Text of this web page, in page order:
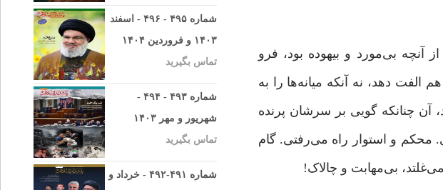
آنچه بی‌مورد و بیهوده بود، فرو
دهد، نه آنکه میانه‌ها را به
چنانکه گویی بر سرشان پرنده
و استوار راه می‌رفتی. گام
بی‌مهابت و چالاک!
شماره ۴۹۵ - ۴۹۶ - اسفند
۱۴۰۳ و فروردین ۱۴۰۴
تماس بگیرید
شماره ۴۹۳ - ۴۹۴ -
شهریور و مهر ۱۴۰۳
تماس بگیرید
شماره ۴۹۱-۴۹۲ - خرداد و